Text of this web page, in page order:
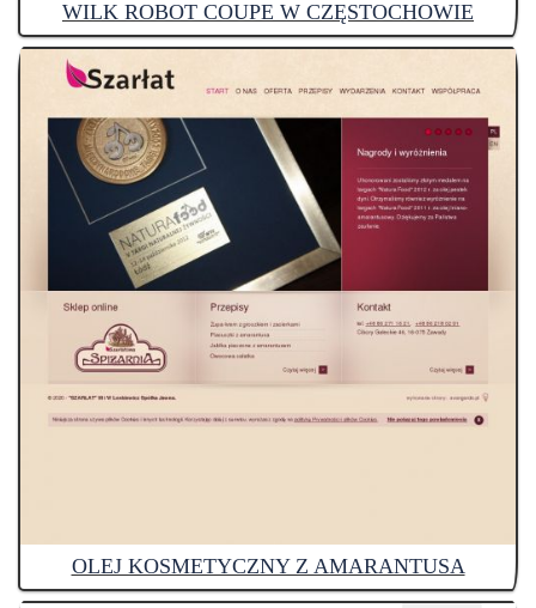
WILK ROBOT COUPE W CZĘSTOCHOWIE
OLEJ KOSMETYCZNY Z AMARANTUSA